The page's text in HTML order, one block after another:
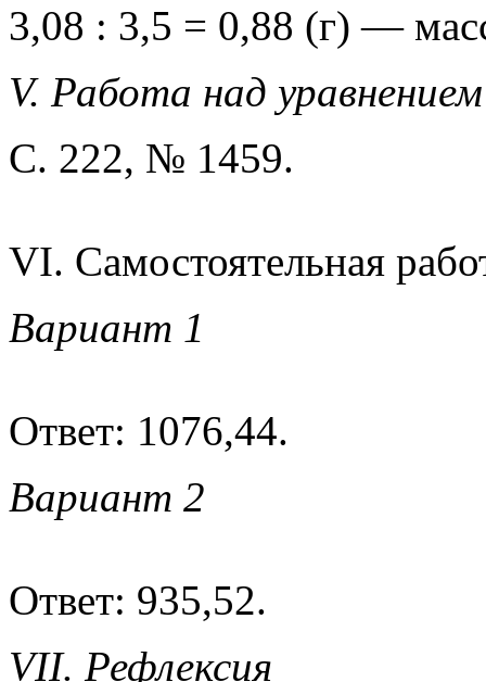
3,08 : 3,5 = 0,88 (г) —
V. Работа над уравнением
С. 222, № 1459.
VI. Самостоятельная
Вариант 1
Ответ: 1076,44.
Вариант 2
Ответ: 935,52.
VII. Рефлексия